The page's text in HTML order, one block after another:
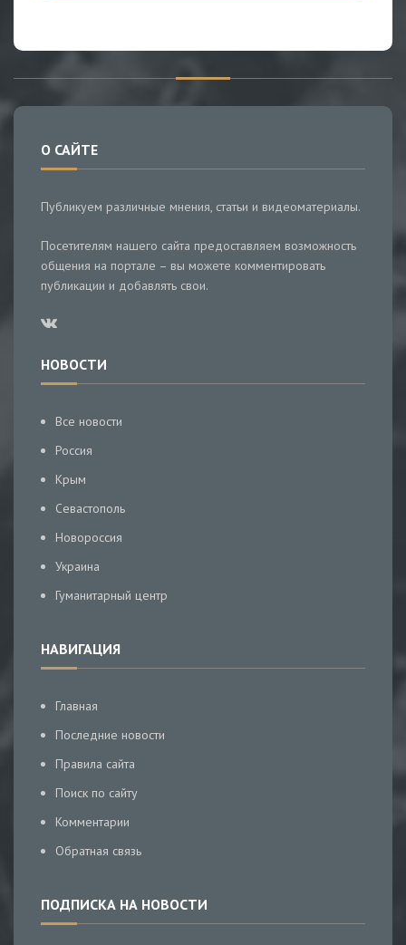
О САЙТЕ
Публикуем различные мнения, статьи и видеоматериалы.
Посетителям нашего сайта предоставляем возможность
общения на портале – вы можете комментировать
публикации и добавлять свои.
НОВОСТИ
Все новости
Россия
Крым
Севастополь
Новороссия
Украина
Гуманитарный центр
НАВИГАЦИЯ
Главная
Последние новости
Правила сайта
Поиск по сайту
Комментарии
Обратная связь
ПОДПИСКА НА НОВОСТИ